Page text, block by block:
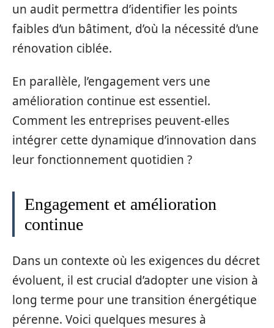
un audit permettra d’identifier les points
faibles d’un bâtiment, d’où la nécessité d’une
rénovation ciblée.
En parallèle, l’engagement vers une
amélioration continue est essentiel.
Comment les entreprises peuvent-elles
intégrer cette dynamique d’innovation dans
leur fonctionnement quotidien ?
Engagement et amélioration
continue
Dans un contexte où les exigences du décret
évoluent, il est crucial d’adopter une vision à
long terme pour une transition énergétique
pérenne. Voici quelques mesures à